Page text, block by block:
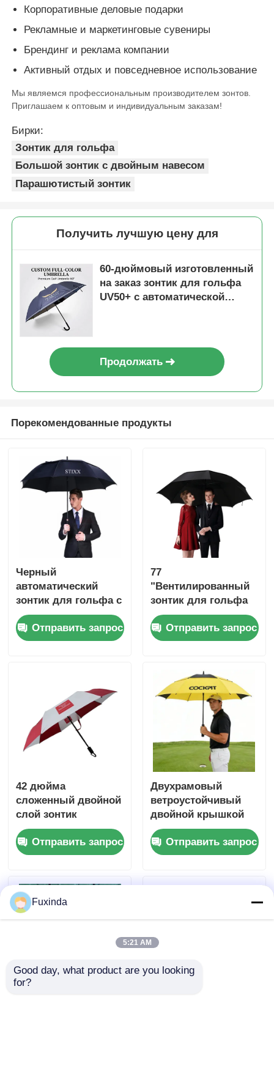
Корпоративные деловые подарки
Рекламные и маркетинговые сувениры
Брендинг и реклама компании
Активный отдых и повседневное использование
Мы являемся профессиональным производителем зонтов.
Приглашаем к оптовым и индивидуальным заказам!
Бирки:
Зонтик для гольфа
Большой зонтик с двойным навесом
Парашютистый зонтик
Получить лучшую цену для
60-дюймовый изготовленный
на заказ зонтик для гольфа
UV50+ с автоматической
Продолжать
Порекомендованные продукты
Черный
автоматический
зонтик для гольфа с
вентиляцией 130 см
Отправить запрос
77
"Вентилированный
зонтик для гольфа
Руководство
открытый большой
двойной зонтик
Отправить запрос
42 дюйма
сложенный двойной
слой зонтик
Автоматическое
открытие и
закрытие зонтик
Отправить запрос
Двухрамовый
ветроустойчивый
двойной крышкой
зонтик для гольфа
двойной слой
солнцезащитный
Отправить запрос
Fuxinda
5:21 AM
Good day, what product are you looking
for?